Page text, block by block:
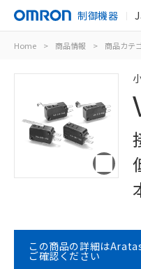
制御機器
Home > 商品情報 > 商品カテ
この商品の詳細は
ご確認ください